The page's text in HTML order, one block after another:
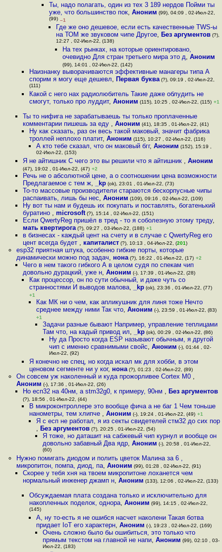
Ты, надо полагать, один из тех 3 189 нердов Пойми ты
уже, что большинство пок,Аноним (99), 04:09 , 02-Июл-22,
(99) –1
Где же оно дешевое, если есть качественные TWS-ы
на ТОМ же звуковом чипе Другое, Без аргументов(?),
12:27 , 02-Июл-22, (138)
На тех рынках, на которые ориентировано,
очевидно Для стран третьего мира это д, Аноним
(99), 14:01 , 02-Июл-22, (142)
Наизнанку выворачиваются эффективные манагеры типа А
спорим я могу еще дешевл, Первая буква (?), 09:19 , 02-Июл-22,
(111)
Какой с него нах радиолюбитель Такие даже облудить не
смогут, только про луддит,Аноним (115), 10:25 , 02-Июл-22, (115) +1
Ты то нифига не зарабатываешь ты только проплаченные
комментарии пишешь за еду , Аноним (41), 18:35 , 01-Июл-22, (41)
Ну как сказать, раз он весь такой маковый, значит фабрика
троллей неплохо платит,Аноним (115), 10:27 , 02-Июл-22, (116)
А кто тебе сказал, что он маковый бгг, Аноним (152), 15:19 ,
02-Июл-22, (153)
Я не айтишник С чего это вы решили что я айтишник , Аноним
(47), 19:02 , 01-Июл-22, (47) +2
Речь не о абсолютной цене, а о соотношении цена возможности
Предлагаемое с тем ж, _kp(ok), 23:01 , 01-Июл-22, (73)
То-то массовые производители стараются бескорпусные чипы
распаивать, лишь бы нес, Аноним (109), 09:16 , 02-Июл-22, (109)
Ну вот ты нам и будешь их покупать и поставлять, богатенький
буратино , microsoft(?), 15:14 , 02-Июл-22, (151)
Если QwertyReg пришёл в тред - то я соболезную этому треду,
мать квертирога(?), 09:27 , 03-Июл-22, (188) +1
в бизнесах - каждый цент на счету и в случае с QwertyReg его
цент всегда будет , капиталист(?), 10:13 , 04-Июл-22, (201)
esp32 приятная штука, особенно гибкие порты, которые
динамически можно под задач, нона(?), 16:22 , 01-Июл-22, (17) +2
Чего в нем такого гибкого А в целом судя по спекам чип
довольно дурацкий, уже н, Аноним (-), 17:39 , 01-Июл-22, (28)
Как процессор, он по сути обычный, и даже чуть со
странностями И выводов малова, _kp (ok), 23:36 , 01-Июл-22, (77)
+1
Как МК ни о чем, как апликушник для линя тоже Нечто
среднее между ними Так что, Аноним (-), 23:59 , 01-Июл-22, (83)
+1
Задачи разные бывают Например, управление теплицами
Там что, на кадый привод ил, _kp(ok), 00:29 , 02-Июл-22, (86)
Ну да Просто когда ESP называют обычным, я другой
чип с именно сравнимыми свойс,Аноним (-), 01:44 , 02-
Июл-22, (92)
Я конечно не спец, но когда искал мк для хобби, в этом
ценовом сегменте ни у ког, нона (?), 01:23 , 02-Июл-22, (89)
Он совсем уж наколенный и куда прожорливее Cortex M0 ,
Аноним (-), 17:36 , 01-Июл-22, (26)
Но есп32 на 40нм, а stm32g0, к примеру, 90нм , Без аргументов
(?), 18:56 , 01-Июл-22, (44)
В микроконтроллере это вообще фича а не баг 1 Чем тоньше
нанометры, тем хлипче ,Аноним (-), 19:24 , 01-Июл-22, (49) +1
Я с есп не работал, я из секты свидетелей стм32 до сих пор
, Без аргументов(?), 20:25 , 01-Июл-22, (54)
Я тоже, но даташит на сабжевый чип курнул и вообще он
довольно забавный Два ядр, Аноним (-), 20:58 , 01-Июл-22,
(60)
Нужно помигать диодом и полить цветок Малина за 6 ,
микропитон, помпа, диод, па, Аноним (99), 01:28 , 02-Июл-22, (91)
Скорее у тебя хня на твоем микропитоне лоханется чем
нормальный инженер джамп н, Аноним (133), 12:06 , 02-Июл-22, (133)
Обсуждаемая плата создана только и исключительно для
накопленных поделок, однора,Аноним (99), 14:15 , 02-Июл-22,
(145)
А, ну то-есть я не ошибся насчет наколени Такая ботва
придает IoT его характерн, Аноним (-), 19:23 , 02-Июл-22, (169)
Очень сложно было бы ошибиться, это только что
прямым текстом на главной не напи, Аноним (99), 02:10 , 03-
Июл-22, (183)